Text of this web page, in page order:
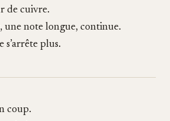
de cuivre.
une note longue, continue.
s’arrête plus.
coup.